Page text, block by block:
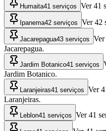
Humaita41 serviços Ver 41
Ipanema42 serviços Ver 42
Jacarepagua43 serviços Ver
Jacarepagua.
Jardim Botanico41 serviços
Jardim Botanico.
Laranjeiras41 serviços Ver
Laranjeiras.
Leblon41 serviços Ver 41